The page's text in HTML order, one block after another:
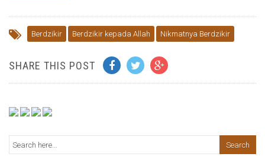
Berdzikir Berdzikir kepada Allah Nikmatnya Berdzikir
SHARE THIS POST